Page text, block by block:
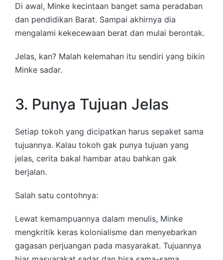
Di awal, Minke kecintaan banget sama peradaban
dan pendidikan Barat. Sampai akhirnya dia
mengalami kekecewaan berat dan mulai berontak.
Jelas, kan? Malah kelemahan itu sendiri yang bikin
Minke sadar.
3. Punya Tujuan Jelas
Setiap tokoh yang dicipatkan harus sepaket sama
tujuannya. Kalau tokoh gak punya tujuan yang
jelas, cerita bakal hambar atau bahkan gak
berjalan.
Salah satu contohnya:
Lewat kemampuannya dalam menulis, Minke
mengkritik keras kolonialisme dan menyebarkan
gagasan perjuangan pada masyarakat. Tujuannya